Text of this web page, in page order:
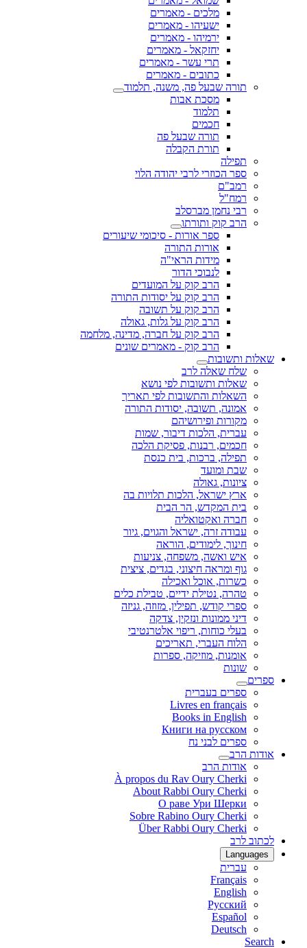
מלכים - מאמרים
ישעיהו - מאמרים
ירמיהו - מאמרים
יחזקאל - מאמרים
תרי עשר - מאמרים
כתובים - מאמרים
תורה שבעל פה, משנה, תלמוד
מסכת אבות
תלמוד
חכמים
תורה שבעל פה
תורת הקבלה
תפילה
ספר הכוזרי לרבי יהודה הלוי
רמב"ם
רמח"ל
רבי נחמן מברסלב
הרב קוק ותורתו
ספר אורות - סיכומי שיעורים
אורות התורה
מידות הראי"ה
לנבוכי הדור
הרב קוק על המועדים
הרב קוק על יסודות התורה
הרב קוק על תשובה
הרב קוק על גלות, גאולה
הרב קוק על חברה, מדינה, מלחמה
הרב קוק - מאמרים שונים
שאלות ותשובות
שלח שאלה לרב
שאלות ותשובות לפי נושא
השאלות והתשובות לפי תאריך
אמונה, תשובה, יסודות התורה
מקורות ופירושיהם
עברית, הלכות דיבור, שמות
חכמים, רבנות, פסיקת הלכה
תפילה, ברכות, בית כנסת
שבת ומועד
ציונות, גאולה
ארץ ישראל, הלכות תלויות בה
בית המקדש, הר הבית
חברה ואקטואליה
עבודה זרה, ישראל והגוים, גיור
חינוך, לימודים, הוראה
איש ואשה, משפחה, צניעות
גוף ומראה חיצוני, בגדים, ציצית
כשרות, אוכל ואכילה
טהרה, נטילת ידיים, טבילת כלים
ספרי קודש, תפילין, מזוזה, גניזה
דיני ממונות ונזקין, צדקה
בעלי כוחות, ריפוי אלטרנטיבי
הלוח העברי, תאריכים
אומנות, מוזיקה, ספרות
שונות
ספרים
ספרים בעברית
Livres en français
Books in English
Книги на русском
ספרים לבני נח
אודות הרב
אודות הרב
À propos du Rav Oury Cherki
About Rabbi Oury Cherki
О раве Ури Шерки
Sobre Rabino Oury Cherki
Über Rabbi Oury Cherki
לכתוב לרב
Languages
עברית
Français
English
Русский
Español
Deutsch
Search